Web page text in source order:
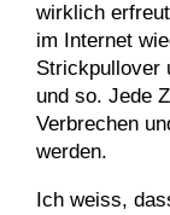
wirklich
im Internet
Strickpullover
und so. Jede
Verbrechen
werden.
Ich weiss,